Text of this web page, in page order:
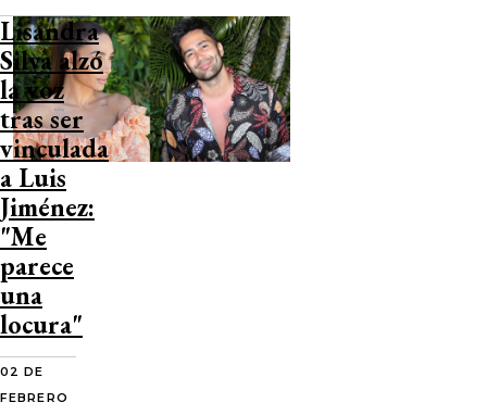
Lisandra
Silva alzó
la voz
tras ser
vinculada
a Luis
Jiménez:
"Me
parece
una
locura"
02 DE
FEBRERO